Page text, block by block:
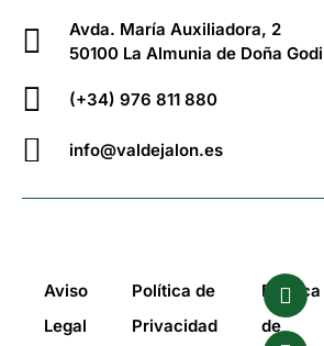
Avda. María Auxiliadora, 2
50100 La Almunia de Doña
(+34) 976 811 880
info@valdejalon.es
Aviso
Legal
Política de
Privacidad
Política
de